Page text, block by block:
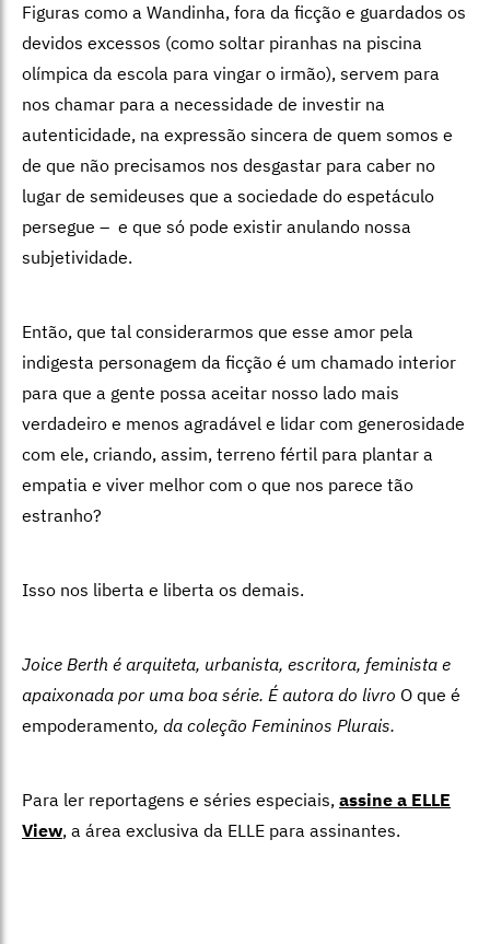
Figuras como a Wandinha, fora da ficção e guardados os
devidos excessos (como soltar piranhas na piscina
olímpica da escola para vingar o irmão), servem para
nos chamar para a necessidade de investir na
autenticidade, na expressão sincera de quem somos e
de que não precisamos nos desgastar para caber no
lugar de semideuses que a sociedade do espetáculo
persegue – e que só pode existir anulando nossa
subjetividade.
Então, que tal considerarmos que esse amor pela
indigesta personagem da ficção é um chamado interior
para que a gente possa aceitar nosso lado mais
verdadeiro e menos agradável e lidar com generosidade
com ele, criando, assim, terreno fértil para plantar a
empatia e viver melhor com o que nos parece tão
estranho?
Isso nos liberta e liberta os demais.
Joice Berth é arquiteta, urbanista, escritora, feminista e
apaixonada por uma boa série. É autora do livro O que é
empoderamento, da coleção Femininos Plurais.
Para ler reportagens e séries especiais, assine a ELLE
View, a área exclusiva da ELLE para assinantes.